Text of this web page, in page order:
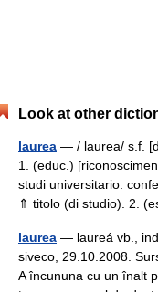
Look at other
laurea — / laurea/ s.f.
1. (educ.)
studi universitario:
⇑ titolo (di studio). 2.
laurea — laureá vb.,
siveco, 29.10.2008.
A încununa cu un înalt